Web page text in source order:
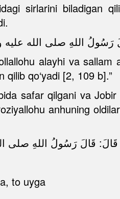
sirlarini biladigan
اللهِ صلى الله
alayhi va sallam
qilib qo‘yadi [2, 109 b].”
safar qilgani va
anhuning
قَالَ رَسُولُ اللهِ صلى
to uyga